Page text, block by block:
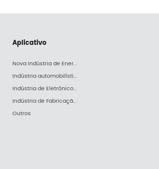
Aplicativo
Nova Indústria de Energia
Indústria automobilística
Indústria de Eletrônicos e Eletrodomésticos
Indústria de Fabricação de Máquinas
Outros